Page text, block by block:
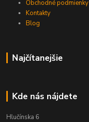
Obchodné podmienky
Kontakty
Blog
Najčítanejšie
Kde nás nájdete
Hlučínska 6